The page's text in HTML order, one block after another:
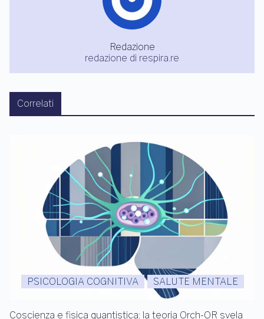
Redazione
redazione di respira.re
Correlati
PSICOLOGIA COGNITIVA SALUTE MENTALE
Coscienza e fisica quantistica: la teoria Orch-OR svela